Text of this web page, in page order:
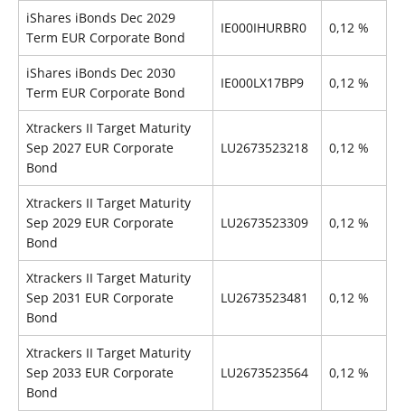
iShares iBonds Dec 2029
Term EUR Corporate Bond
IE000IHURBR0 0,12 %
iShares iBonds Dec 2030
Term EUR Corporate Bond
IE000LX17BP9 0,12 %
Xtrackers II Target Maturity
Sep 2027 EUR Corporate
Bond
LU2673523218 0,12 %
Xtrackers II Target Maturity
Sep 2029 EUR Corporate
Bond
LU2673523309 0,12 %
Xtrackers II Target Maturity
Sep 2031 EUR Corporate
Bond
LU2673523481 0,12 %
Xtrackers II Target Maturity
Sep 2033 EUR Corporate
Bond
LU2673523564 0,12 %